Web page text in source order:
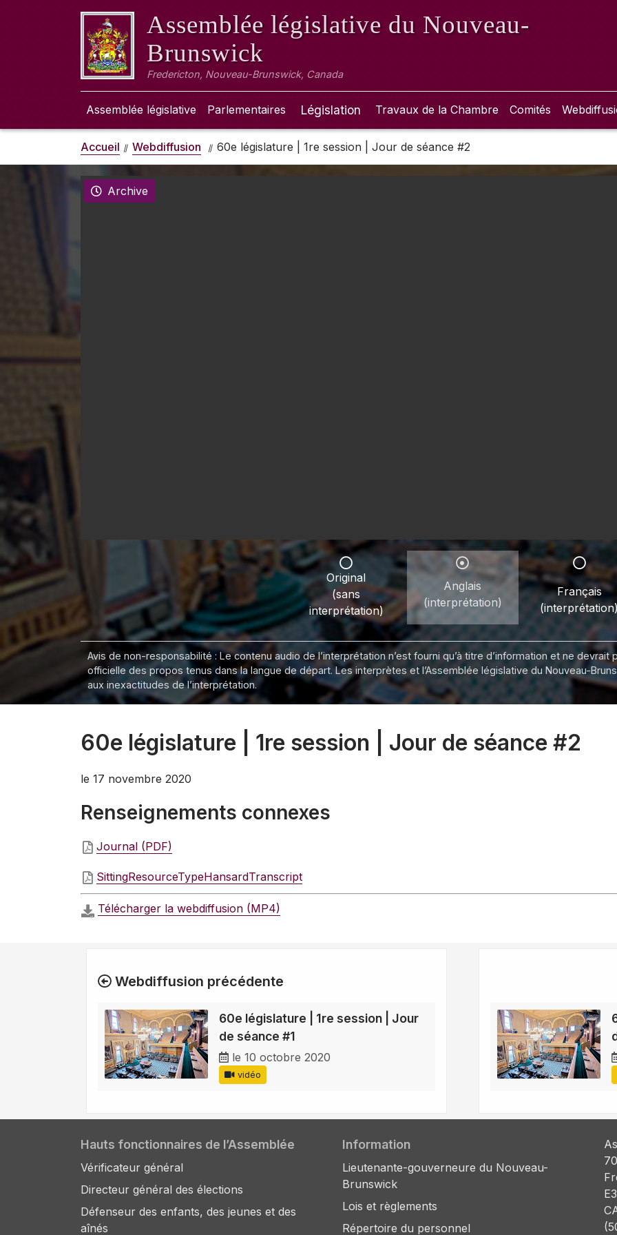
Assemblée législative du Nouveau-
Brunswick
Fredericton, Nouveau-Brunswick, Canada
Assemblée législative Parlementaires Législation Travaux de la Chambre Comités
Accueil Webdiffusion 60e législature | 1re session | Jour de séance #2
Archive
Original
(sans
interprétation)
Anglais
(interprétation)
Français
Avis de non-responsabilité : Le contenu audio de l’interprétation n’est fourni qu’à titre d’information et ne
officielle des propos tenus dans la langue de départ. Les interprètes et l’Assemblée législative du Nouveau-
aux inexactitudes de l’interprétation.
60e législature | 1re session | Jour de séance #2
le 17 novembre 2020
Renseignements connexes
Journal (PDF)
SittingResourceTypeHansardTranscript
Télécharger la webdiffusion (MP4)
Webdiffusion précédente
60e législature | 1re session | Jour
de séance #1
le 10 octobre 2020
vidéo
Hauts fonctionnaires de l’Assemblée
Vérificateur général
Directeur général des élections
Défenseur des enfants, des jeunes et des
aînés
Information
Lieutenante-gouverneure du Nouveau-
Brunswick
Lois et règlements
Répertoire du personnel